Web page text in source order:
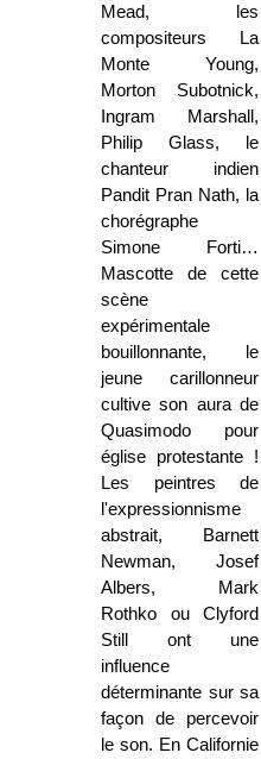
Mead, les
compositeurs La
Monte Young,
Morton Subotnick,
Ingram Marshall,
Philip Glass, le
chanteur indien
Pandit Pran Nath, la
chorégraphe
Simone Forti…
Mascotte de cette
scène
expérimentale
bouillonnante, le
jeune carillonneur
cultive son aura de
Quasimodo pour
église protestante !
Les peintres de
l'expressionnisme
abstrait, Barnett
Newman, Josef
Albers, Mark
Rothko ou Clyford
Still ont une
influence
déterminante sur sa
façon de percevoir
le son. En Californie